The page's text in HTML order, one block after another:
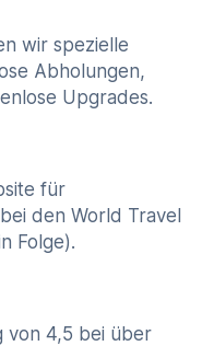
wir spezielle
Abholungen,
Upgrades.
für
den World Travel
Folge).
von 4,5 bei über